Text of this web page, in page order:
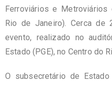
Ferroviários e
Rio de Janeiro). Cerca de
evento, realizado no
Estado (PGE), no Centro do
O subsecretário de